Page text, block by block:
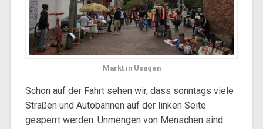
Markt in Usaqén
Schon auf der Fahrt sehen wir, dass sonntags viele
Straßen und Autobahnen auf der linken Seite
gesperrt werden. Unmengen von Menschen sind